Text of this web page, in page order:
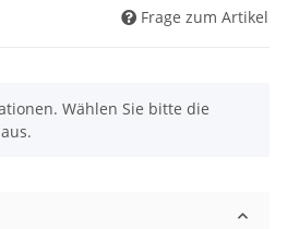
Frage zum Artikel
Wählen Sie bitte die